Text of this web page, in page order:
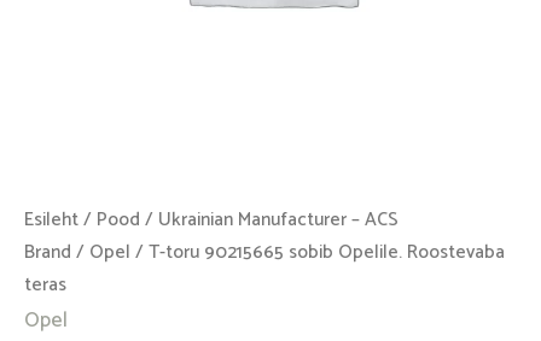
Esileht/ Pood / Ukrainian Manufacturer – ACS
Brand / Opel / T-toru 90215665 sobib Opelile. Roostevaba
teras
Opel